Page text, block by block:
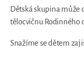
Dětská skupina může
tělocvičnu Rodinného
Snažíme se dětem